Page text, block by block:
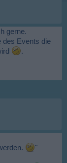
gerne.
des Events die
.
"